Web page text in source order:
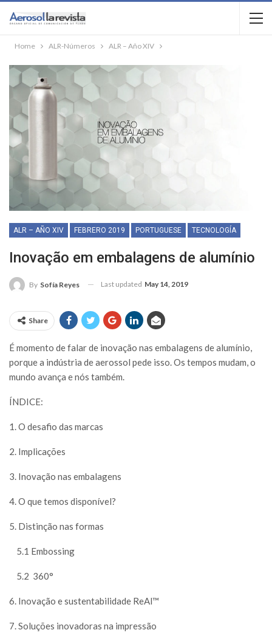
Home ALR-Números ALR – Año XIV
ALR – AÑO XIV FEBRERO 2019 PORTUGUESE TECNOLOGÍA
Inovação em embalagens de alumínio
By Sofía Reyes Last updated May 14, 2019
Share
Émomento de falar de inovação nas embalagens de alumínio,
porque a indústria de aerossol pede isso. Os tempos mudam, o
mundo avança e nós também.
ÍNDICE:
1. O desafio das marcas
2. Implicações
3. Inovação nas embalagens
4. O que temos disponível?
5. Distinção nas formas
5.1 Embossing
5.2 360°
6. Inovação e sustentabilidade ReAl™
7. Soluções inovadoras na impressão